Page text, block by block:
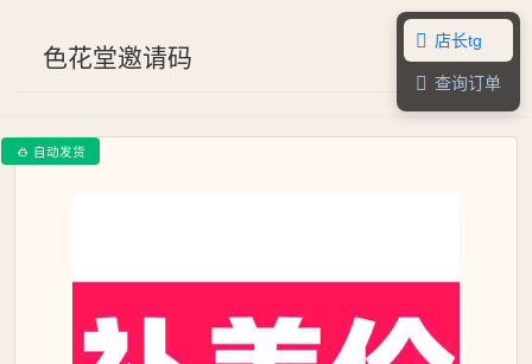
色花堂邀请码
 店长tg
 查询订单
 自动发货